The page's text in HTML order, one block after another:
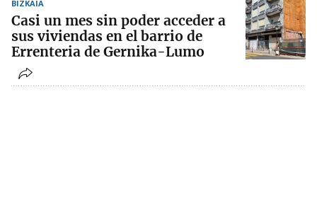
BIZKAIA
Casi un mes sin poder acceder a
sus viviendas en el barrio de
Errenteria de Gernika-Lumo